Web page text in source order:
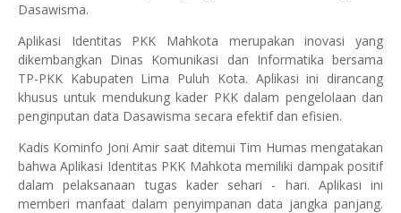
Dasawisma.
Aplikasi Identitas PKK Mahkota merupakan inovasi yang
dikembangkan Dinas Komunikasi dan Informatika bersama
TP-PKK Kabupaten Lima Puluh Kota. Aplikasi ini dirancang
khusus untuk mendukung kader PKK dalam pengelolaan dan
penginputan data Dasawisma secara efektif dan efisien.
Kadis Kominfo Joni Amir saat ditemui Tim Humas mengatakan
bahwa Aplikasi Identitas PKK Mahkota memiliki dampak positif
dalam pelaksanaan tugas kader sehari - hari. Aplikasi ini
memberi manfaat dalam penyimpanan data jangka panjang.